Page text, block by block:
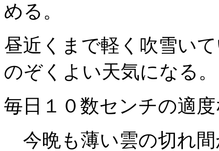
める。
昼近くまで軽く吹雪い
のぞくよい天気になる。
毎日１０数センチの適
今晩も薄い雲の切れ